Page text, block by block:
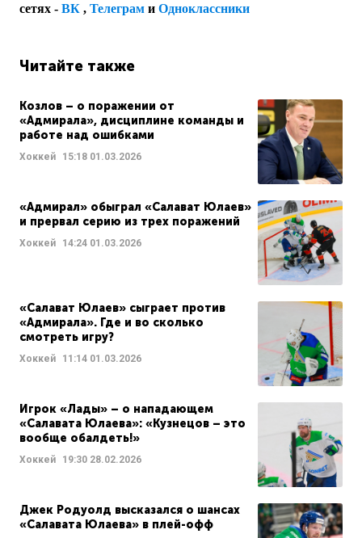
сетях - ВК , Телеграм и Одноклассники
Читайте также
Козлов – о поражении от
«Адмирала», дисциплине команды и
работе над ошибками
Хоккей 15:18 01.03.2026
«Адмирал» обыграл «Салават Юлаев»
и прервал серию из трех поражений
Хоккей 14:24 01.03.2026
«Салават Юлаев» сыграет против
«Адмирала». Где и во сколько
смотреть игру?
Хоккей 11:14 01.03.2026
Игрок «Лады» – о нападающем
«Салавата Юлаева»: «Кузнецов – это
вообще обалдеть!»
Хоккей 19:30 28.02.2026
Джек Родуолд высказался о шансах
«Салавата Юлаева» в плей-офф